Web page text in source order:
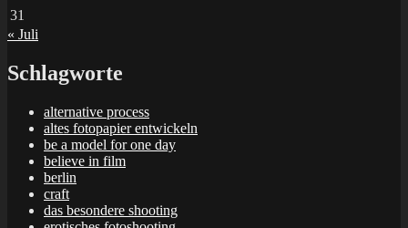
31
« Juli
Schlagworte
alternative process
altes fotopapier entwickeln
be a model for one day
believe in film
berlin
craft
das besondere shooting